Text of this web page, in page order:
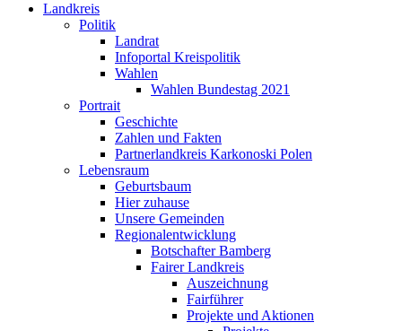
Landkreis
Politik
Landrat
Infoportal Kreispolitik
Wahlen
Wahlen Bundestag 2021
Portrait
Geschichte
Zahlen und Fakten
Partnerlandkreis Karkonoski Polen
Lebensraum
Geburtsbaum
Hier zuhause
Unsere Gemeinden
Regionalentwicklung
Botschafter Bamberg
Fairer Landkreis
Auszeichnung
Fairführer
Projekte und Aktionen